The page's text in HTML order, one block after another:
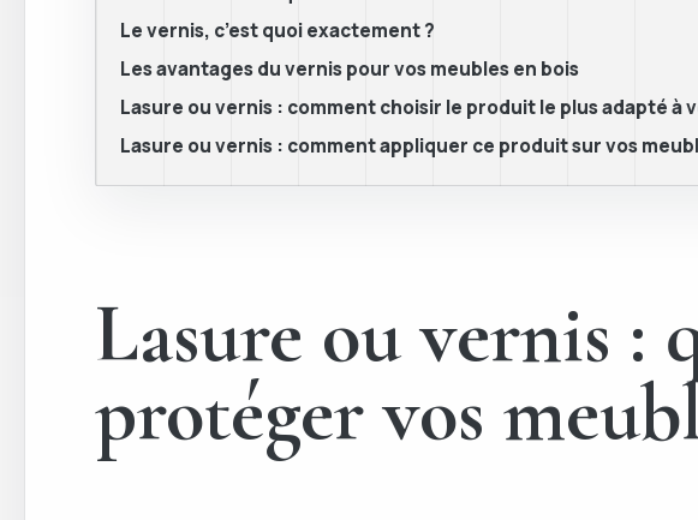
Le vernis, c’est quoi exactement ?
Les avantages du vernis pour vos meubles en bois
Lasure ou vernis : comment choisir le produit le plus adapté à
Lasure ou vernis : comment appliquer ce produit sur vos
Lasure ou vernis
protéger vos